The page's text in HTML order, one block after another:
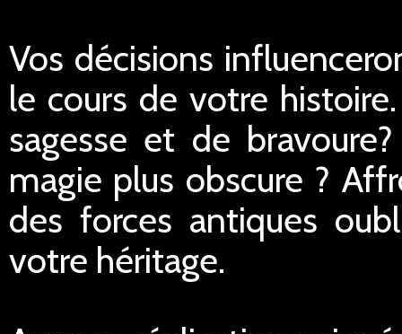
Vos décisions
le cours de votre
sagesse et de
magie plus obscure ?
des forces antiques
votre héritage.